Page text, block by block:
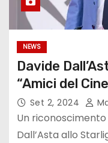
NEWS
Davide
“Amici del
Set 2, 2024
Un
Dall’Asta allo